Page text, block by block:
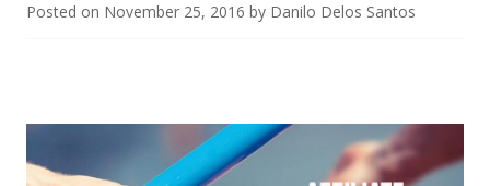
Posted on November 25, 2016 by Danilo Delos Santos